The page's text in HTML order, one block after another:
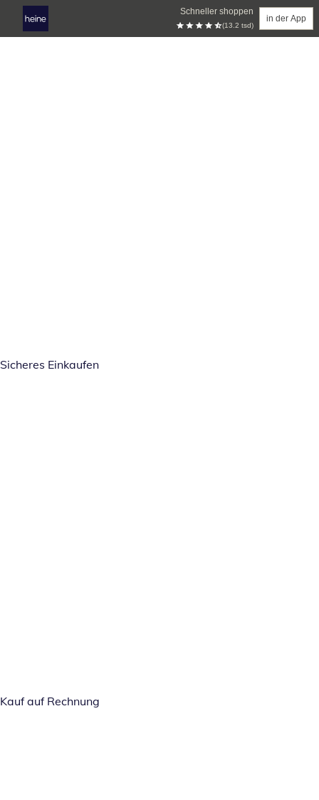
Schneller shoppen
(13.2 tsd)
in der App
Sicheres Einkaufen
Kauf auf Rechnung